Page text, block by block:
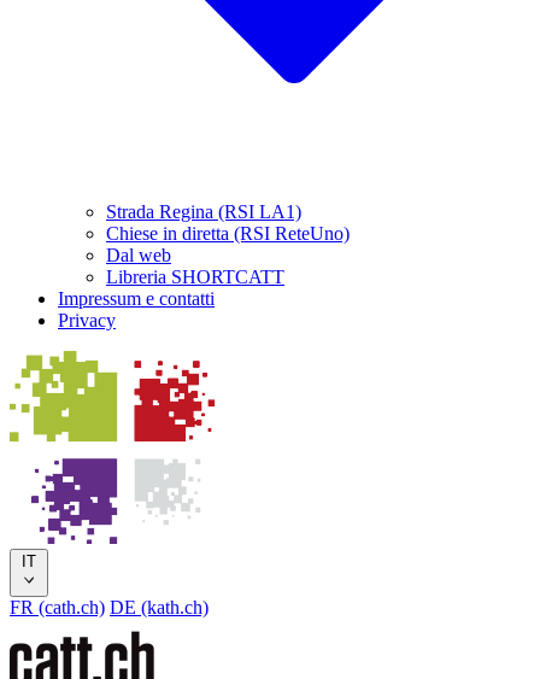
Strada Regina (RSI LA1)
Chiese in diretta (RSI ReteUno)
Dal web
Libreria SHORTCATT
Impressum e contatti
Privacy
IT
FR (cath.ch) DE (kath.ch)